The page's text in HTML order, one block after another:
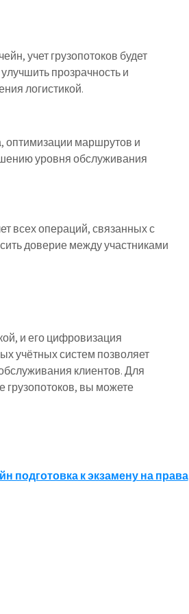
учет грузопотоков будет
прозрачность и
логистикой.
оптимизации маршрутов и
уровня обслуживания
всех операций, связанных с
доверие между участниками
и его цифровизация
учётных систем позволяет
клиентов. Для
грузопотоков, вы можете
подготовка к экзамену на права